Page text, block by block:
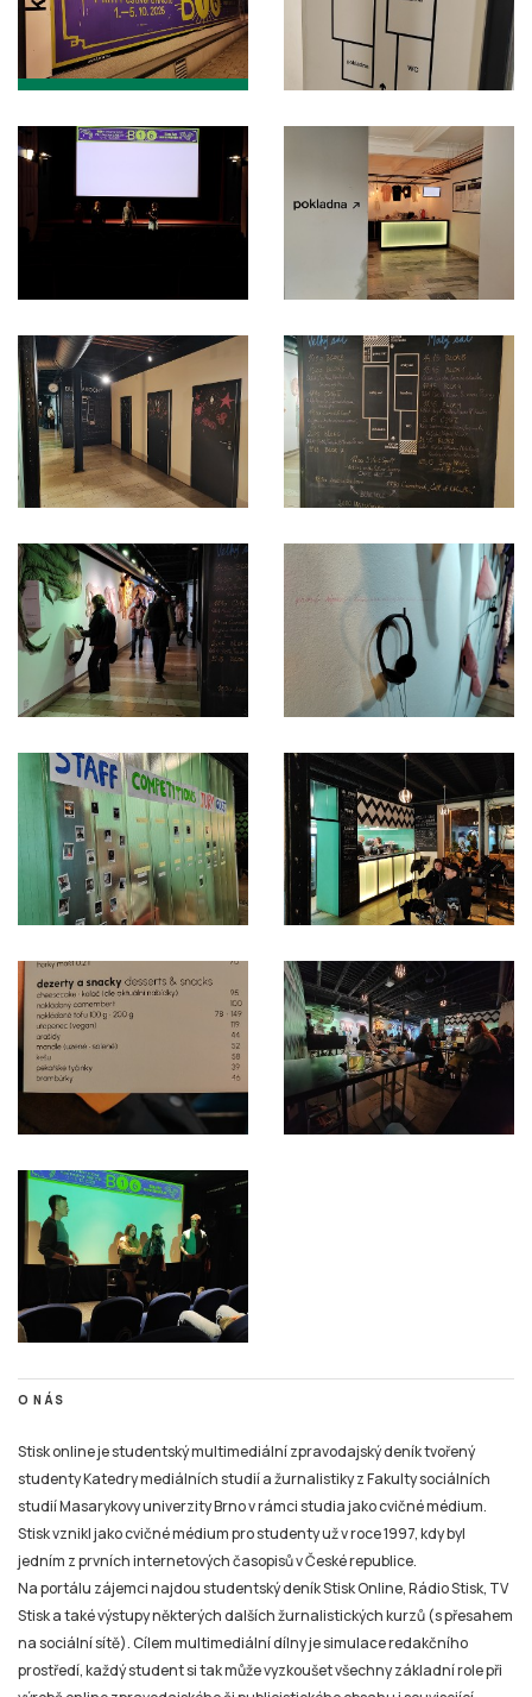
O NÁS
Stisk online je studentský multimediální zpravodajský deník tvořený
studenty Katedry mediálních studií a žurnalistiky z Fakulty sociálních
studií Masarykovy univerzity Brno v rámci studia jako cvičné médium.
Stisk vznikl jako cvičné médium pro studenty už v roce 1997, kdy byl
jedním z prvních internetových časopisů v České republice.
Na portálu zájemci najdou studentský deník Stisk Online, Rádio Stisk, TV
Stisk a také výstupy některých dalších žurnalistických kurzů (s přesahem
na sociální sítě). Cílem multimediální dílny je simulace redakčního
prostředí, každý student si tak může vyzkoušet všechny základní role při